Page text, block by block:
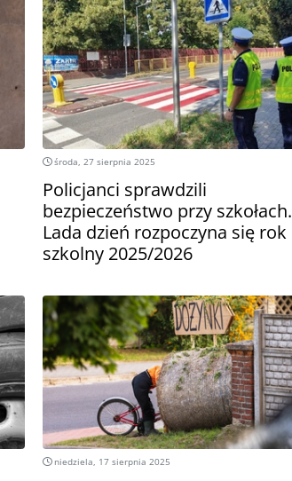
środa, 27 sierpnia 2025
Policjanci sprawdzili
bezpieczeństwo przy szkołach.
Lada dzień rozpoczyna się rok
szkolny 2025/2026
niedziela, 17 sierpnia 2025